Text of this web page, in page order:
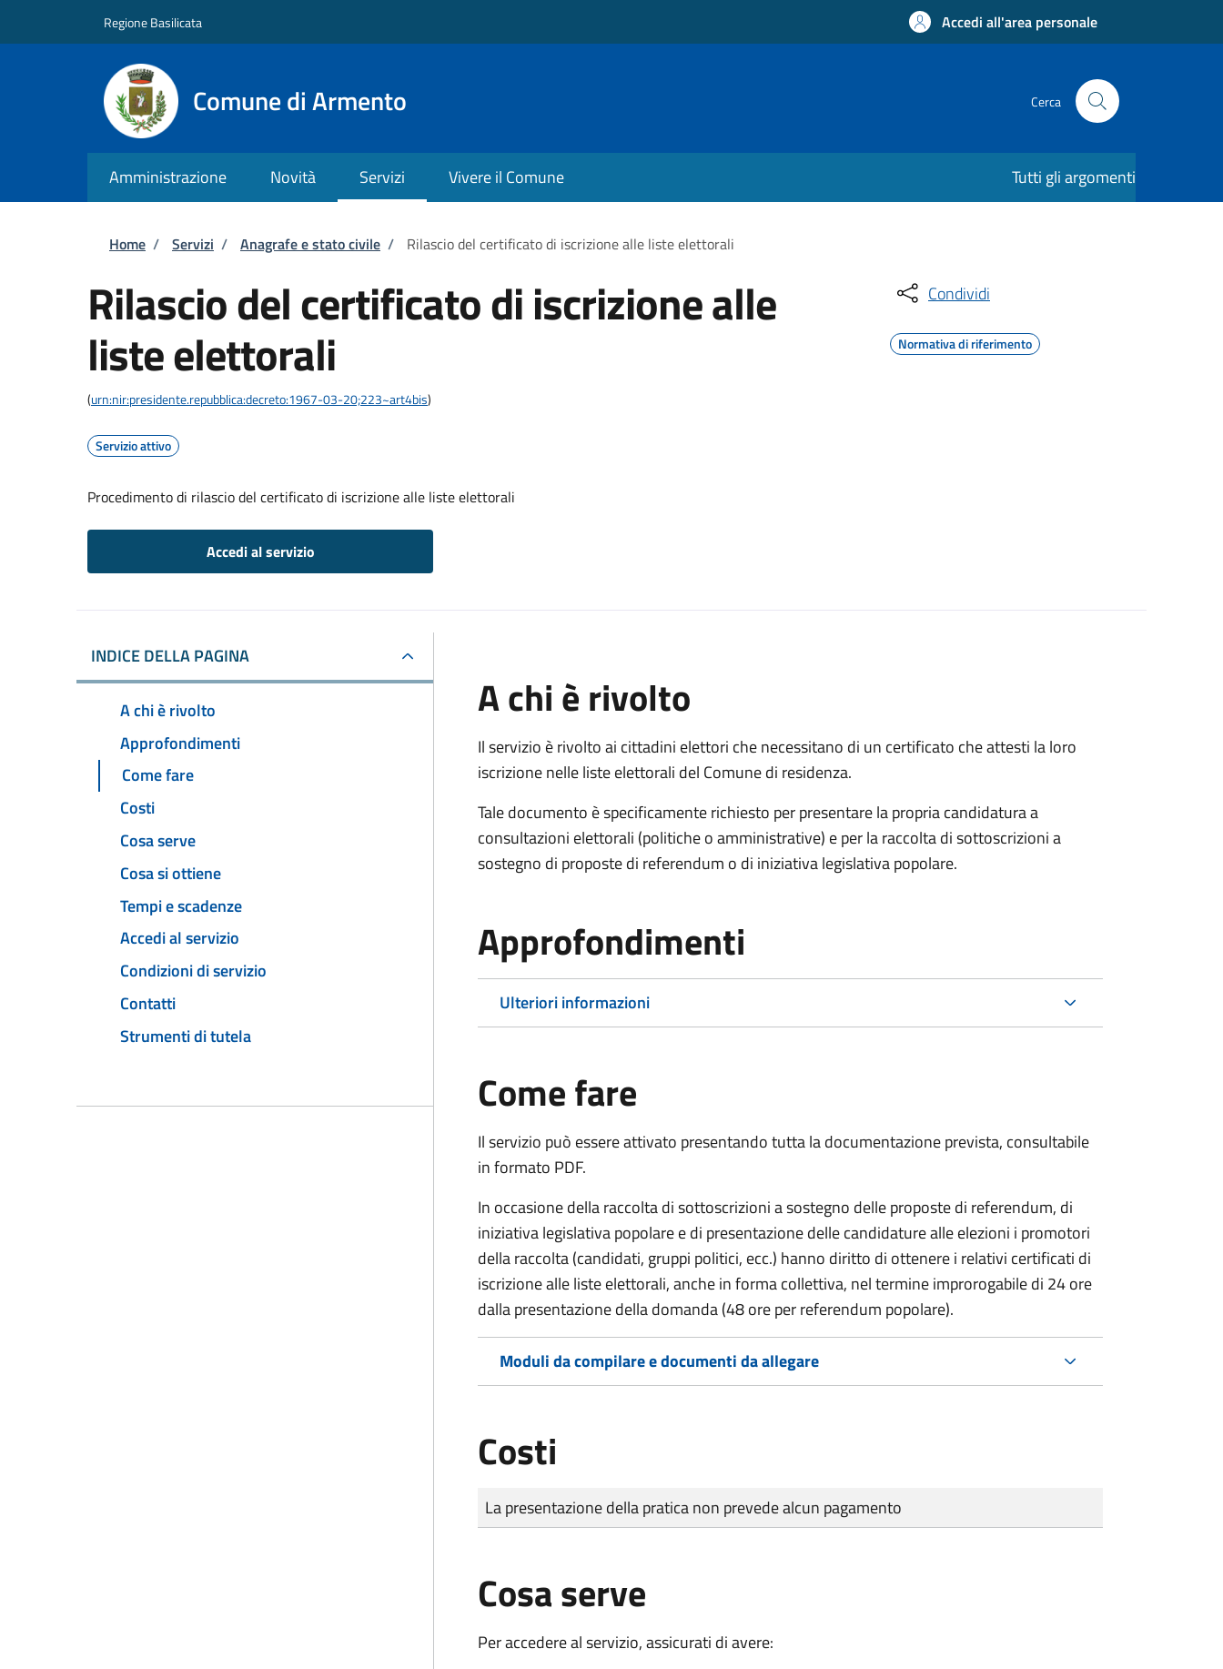
Regione Basilicata Accedi all'area personale
Comune di Armento Cerca
Amministrazione Novità Servizi Vivere il Comune Tutti gli argomenti
Briciole di pane
Home / Servizi / Anagrafe e stato civile / Rilascio del certificato di iscrizione alle liste elettorali
Rilascio del certificato di iscrizione alle
liste elettorali
(urn:nir:presidente.repubblica:decreto:1967-03-20;223~art4bis)
Servizio attivo
Procedimento di rilascio del certificato di iscrizione alle liste elettorali
Accedi al servizio
Condividi
Normativa di riferimento
INDICE DELLA PAGINA
A chi è rivolto
Approfondimenti
Come fare
Costi
Cosa serve
Cosa si ottiene
Tempi e scadenze
Accedi al servizio
Condizioni di servizio
Contatti
Strumenti di tutela
A chi è rivolto
Il servizio è rivolto ai cittadini elettori che necessitano di un certificato che attesti la loro
iscrizione nelle liste elettorali del Comune di residenza.
Tale documento è specificamente richiesto per presentare la propria candidatura a
consultazioni elettorali (politiche o amministrative) e per la raccolta di sottoscrizioni a
sostegno di proposte di referendum o di iniziativa legislativa popolare.
Approfondimenti
Ulteriori informazioni
Come fare
Il servizio può essere attivato presentando tutta la documentazione prevista, consultabile
in formato PDF.
In occasione della raccolta di sottoscrizioni a sostegno delle proposte di referendum, di
iniziativa legislativa popolare e di presentazione delle candidature alle elezioni i promotori
della raccolta (candidati, gruppi politici, ecc.) hanno diritto di ottenere i relativi certificati di
iscrizione alle liste elettorali, anche in forma collettiva, nel termine improrogabile di 24 ore
dalla presentazione della domanda (48 ore per referendum popolare).
Moduli da compilare e documenti da allegare
Costi
Tipo di pagamento
Importo
La presentazione della pratica non prevede alcun pagamento
Cosa serve
Per accedere al servizio, assicurati di avere: